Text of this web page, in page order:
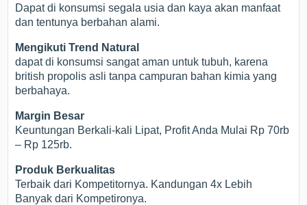
Dapat di konsumsi segala usia dan kaya akan manfaat
dan tentunya berbahan alami.
Mengikuti Trend Natural
dapat di konsumsi sangat aman untuk tubuh, karena
british propolis asli tanpa campuran bahan kimia yang
berbahaya.
Margin Besar
Keuntungan Berkali-kali Lipat, Profit Anda Mulai Rp 70rb
– Rp 125rb.
Produk Berkualitas
Terbaik dari Kompetitornya. Kandungan 4x Lebih
Banyak dari Kompetironya.